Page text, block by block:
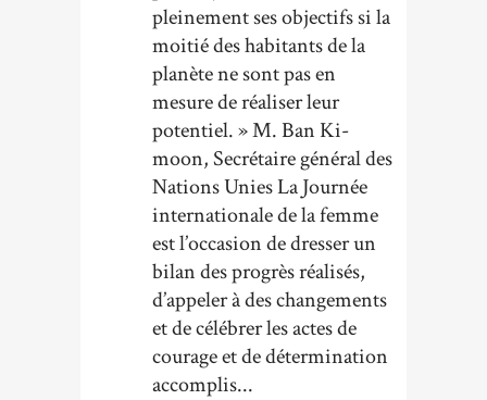
pleinement ses objectifs si la
moitié des habitants de la
planète ne sont pas en
mesure de réaliser leur
potentiel. » M. Ban Ki-
moon, Secrétaire général des
Nations Unies La Journée
internationale de la femme
est l’occasion de dresser un
bilan des progrès réalisés,
d’appeler à des changements
et de célébrer les actes de
courage et de détermination
accomplis...